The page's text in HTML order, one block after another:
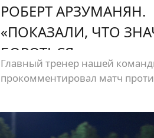
РОБЕРТ АРЗУМАНЯН.
«ПОКАЗАЛИ, ЧТО
БОРОТЬСЯ»
Главный тренер нашей
прокомментировал матч